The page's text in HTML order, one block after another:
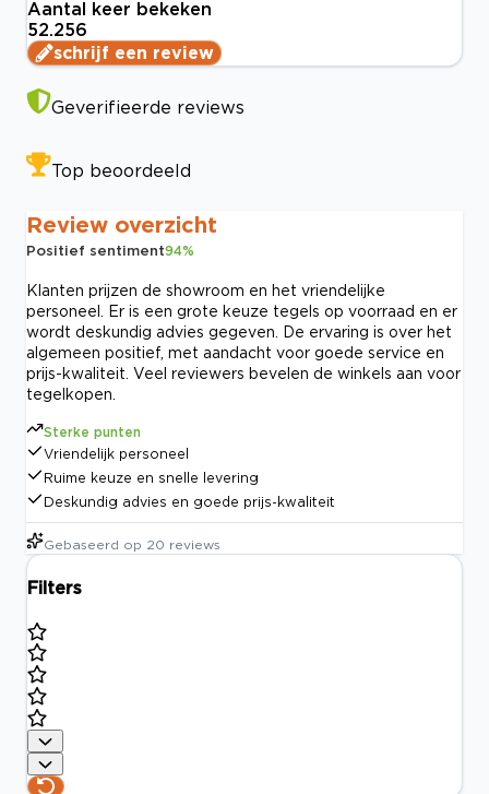
Aantal keer bekeken
52.256
schrijf een review
Geverifieerde reviews
Top beoordeeld
Review overzicht
Positief sentiment94%
Klanten prijzen de showroom en het vriendelijke
personeel. Er is een grote keuze tegels op voorraad en er
wordt deskundig advies gegeven. De ervaring is over het
algemeen positief, met aandacht voor goede service en
prijs-kwaliteit. Veel reviewers bevelen de winkels aan voor
tegelkopen.
Sterke punten
Vriendelijk personeel
Ruime keuze en snelle levering
Deskundig advies en goede prijs-kwaliteit
Gebaseerd op 20 reviews
Filters